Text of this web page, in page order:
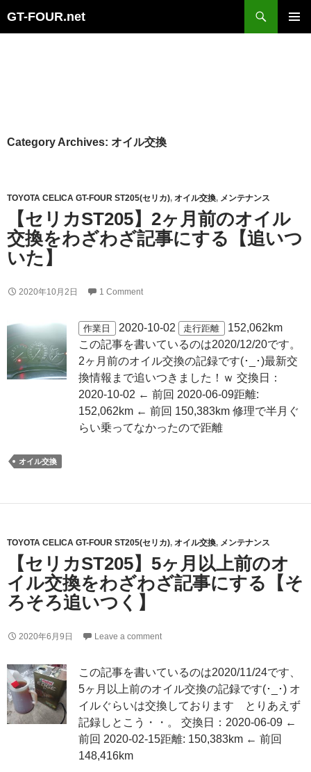
GT-FOUR.net
Category Archives: オイル交換
TOYOTA CELICA GT-FOUR ST205(セリカ), オイル交換, メンテナンス
【セリカST205】2ヶ月前のオイル
交換をわざわざ記事にする【追いつ
いた】
2020年10月2日 1 Comment
作業日 2020-10-02 走行距離
152,062km
この記事を書いているのは2020/12/20です。
2ヶ月前のオイル交換の記録です(･_･)最新交
換情報まで追いつきました！ｗ 交換日：
2020-10-02 ← 前回 2020-06-09距離:
152,062km ← 前回 150,383km 修理で半月ぐ
らい乗ってなかったので距離
オイル交換
TOYOTA CELICA GT-FOUR ST205(セリカ), オイル交換, メンテナンス
【セリカST205】5ヶ月以上前のオ
イル交換をわざわざ記事にする【そ
ろそろ追いつく】
2020年6月9日 Leave a comment
この記事を書いているのは2020/11/24です、
5ヶ月以上前のオイル交換の記録です(･_･) オ
イルぐらいは交換しております とりあえず
記録しとこう・・。 交換日：2020-06-09 ←
前回 2020-02-15距離: 150,383km ← 前回
148,416km